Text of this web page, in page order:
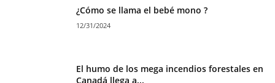
¿Cómo se llama el bebé mono ?
12/31/2024
El humo de los mega incendios forestales en
Canadá llega a...